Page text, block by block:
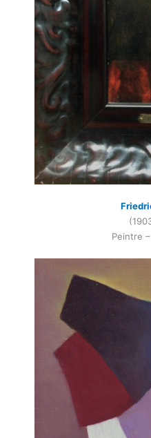
Peintre